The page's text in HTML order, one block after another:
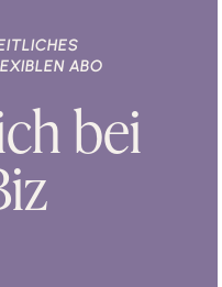
ABO
bei